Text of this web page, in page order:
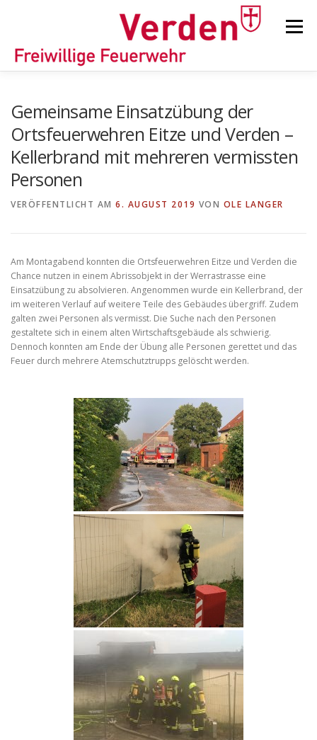
Menü
ORTSFEUERWEHREN
KINDER-/JUGENDFEUERWEHR AUSRÜSTUNG
TIPPS/TRICKS
Gemeinsame Einsatzübung der
Ortsfeuerwehren Eitze und Verden –
Kellerbrand mit mehreren vermissten
Personen
VERÖFFENTLICHT AM 6. AUGUST 2019 VON OLE LANGER
Am Montagabend konnten die Ortsfeuerwehren Eitze und Verden die
Chance nutzen in einem Abrissobjekt in der Werrastrasse eine
Einsatzübung zu absolvieren. Angenommen wurde ein Kellerbrand, der
im weiteren Verlauf auf weitere Teile des Gebäudes übergriff. Zudem
galten zwei Personen als vermisst. Die Suche nach den Personen
gestaltete sich in einem alten Wirtschaftsgebäude als schwierig.
Dennoch konnten am Ende der Übung alle Personen gerettet und das
Feuer durch mehrere Atemschutztrupps gelöscht werden.